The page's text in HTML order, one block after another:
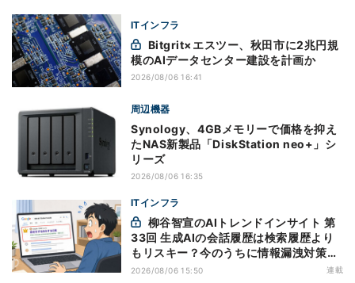
ITインフラ
模のAIデータセンター建設を計画か
2026/08/06 16:41
周辺機器
Synology、4GBメモリーで価格を抑え
たNAS新製品「DiskStation neo+」シ
リーズ
2026/08/06 16:35
ITインフラ
33回 生成AIの会話履歴は検索履歴より
もリスキー？今のうちに情報漏洩対策を
万全にしておこう
2026/08/06 15:50 連載